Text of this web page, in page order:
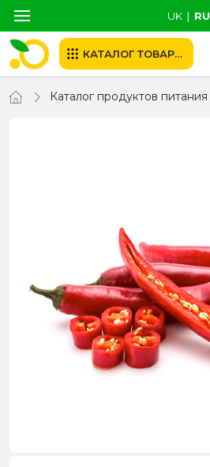
UK ∣ RU
КАТАЛОГ ТОВАРОВ
Каталог продуктов питания